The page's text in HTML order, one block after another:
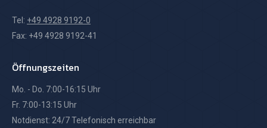
Tel: +49 4928 9192-0
Fax: +49 4928 9192-41
Öffnungszeiten
Mo. - Do. 7:00-16:15 Uhr
Fr. 7:00-13:15 Uhr
Notdienst: 24/7 Telefonisch erreichbar